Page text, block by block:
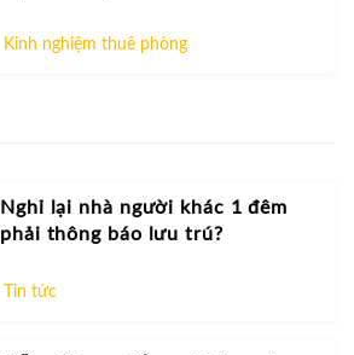
Kinh nghiệm thuê phòng
Nghỉ lại nhà người khác 1 đêm
phải thông báo lưu trú?
Tin tức